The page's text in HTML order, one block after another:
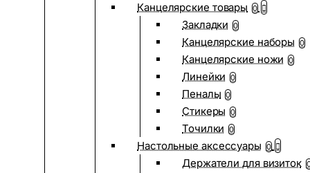
Канцелярские товары 0
Закладки 0
Канцелярские наборы 0
Канцелярские ножи 0
Линейки 0
Пеналы 0
Стикеры 0
Точилки 0
Настольные аксессуары 0
Держатели для визиток